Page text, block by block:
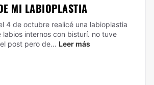
MI LABIOPLASTIA
4 de octubre realicé una labioplastia
internos con bisturí. no tuve
post pero de... Leer más